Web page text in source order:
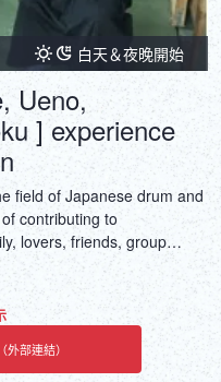
白天＆夜晚開始
Ueno,
] experience
field of Japanese drum and
contributing to
lovers, friends, group
trip memories, and
（外部連結）